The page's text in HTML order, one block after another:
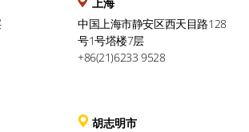
上海
中国上海市静安区西天目路128
号1号塔楼7层
+86(21)6233 9528
胡志明市